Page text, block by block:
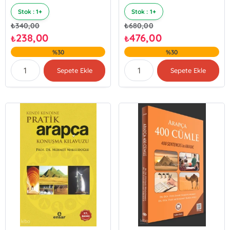
Stok : 1+
₺340,00
₺238,00
%30
Sepete Ekle
Stok : 1+
₺680,00
₺476,00
%30
Sepete Ekle